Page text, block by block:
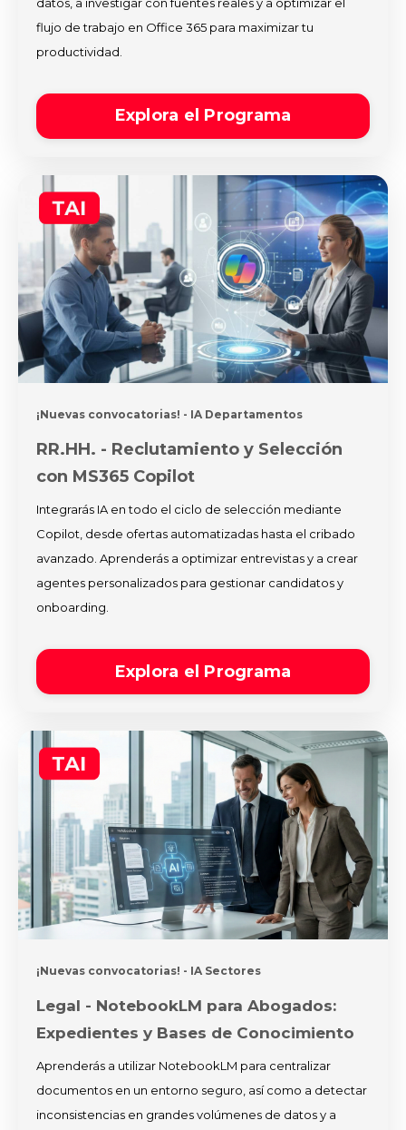
flujo de trabajo en Office 365 para maximizar tu
productividad.
Explora el Programa
¡Nuevas convocatorias! - IA Departamentos
RR.HH. - Reclutamiento y Selección
con MS365 Copilot
Integrarás IA en todo el ciclo de selección mediante
Copilot, desde ofertas automatizadas hasta el cribado
avanzado. Aprenderás a optimizar entrevistas y a crear
agentes personalizados para gestionar candidatos y
onboarding.
Explora el Programa
¡Nuevas convocatorias! - IA Sectores
Legal - NotebookLM para Abogados:
Expedientes y Bases de Conocimiento
Aprenderás a utilizar NotebookLM para centralizar
documentos en un entorno seguro, así como a detectar
inconsistencias en grandes volúmenes de datos y a